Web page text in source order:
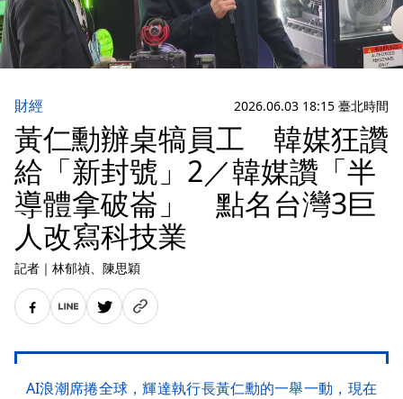
財經 2026.06.03 18:15 臺北時間
黃仁勳辦桌犒員工 韓媒狂讚
給「新封號」2／韓媒讚「半
導體拿破崙」 點名台灣3巨
人改寫科技業
記者 ｜ 林郁禎、陳思穎
AI浪潮席捲全球，輝達執行長黃仁勳的一舉一動，現在